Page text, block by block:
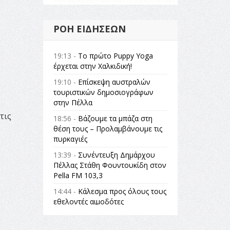
ΡΟΉ ΕΙΔΉΣΕΩΝ
19:13 - Το πρώτο Puppy Yoga
έρχεται στην Χαλκιδική!
19:10 - Επίσκεψη αυστραλών
τουριστικών δημοσιογράφων
στην Πέλλα
18:56 - Βάζουμε τα μπάζα στη
θέση τους – Προλαμβάνουμε τις
πυρκαγιές
13:39 - Συνέντευξη Δημάρχου
Πέλλας Στάθη Φουντουκίδη στον
Pella FM 103,3
14:44 - Κάλεσμα προς όλους τους
εθελοντές αιμοδότες
14:23 -Όλη η Ελλάδα ένας
πολιτισμός Μουσική